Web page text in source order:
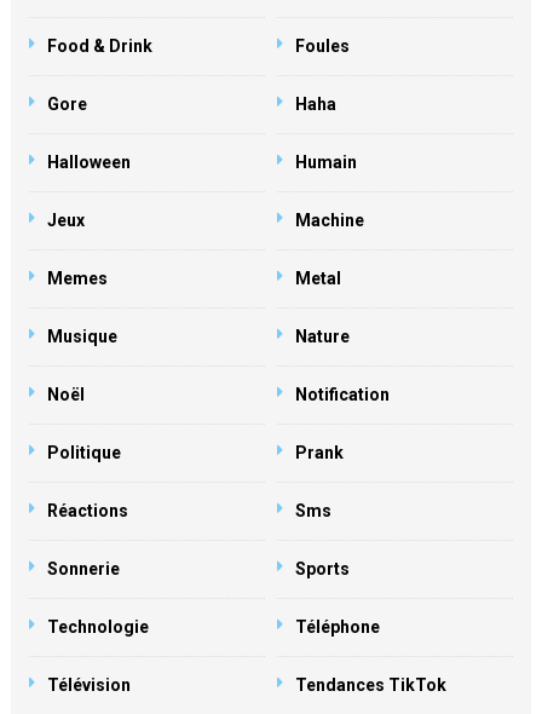
Food & Drink Foules
Gore Haha
Halloween Humain
Jeux Machine
Memes Metal
Musique Nature
Noël Notification
Politique Prank
Réactions Sms
Sonnerie Sports
Technologie Téléphone
Télévision Tendances TikTok